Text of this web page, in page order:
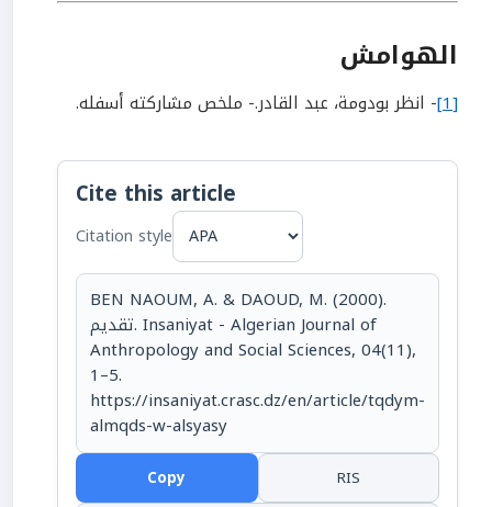
الهوامش
[1] - انظر بودومة، عبد القادر.- ملخص مشاركته أسفله.
Cite this article
Citation style
BEN NAOUM, A. & DAOUD, M. (2000).
تقديم. Insaniyat - Algerian Journal of
Anthropology and Social Sciences, 04(11),
1–5.
https://insaniyat.crasc.dz/en/article/tqdym-
almqds-w-alsyasy
Copy
RIS